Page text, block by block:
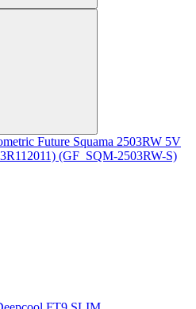
Future Squama 2503RW 5V
(GF_SQM-2503RW-S)